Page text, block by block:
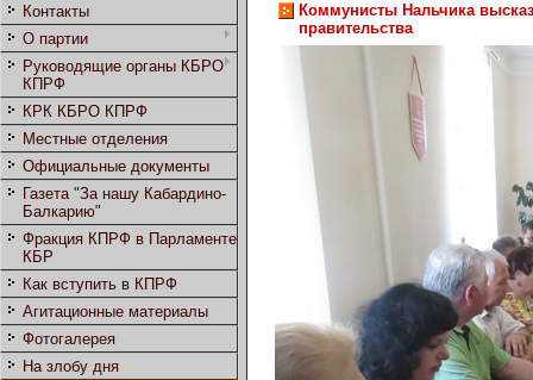
Контакты
О партии
Руководящие органы КБРО
КПРФ
КРК КБРО КПРФ
Местные отделения
Официальные документы
Газета "За нашу Кабардино-
Балкарию"
Фракция КПРФ в Парламенте
КБР
Как вступить в КПРФ
Агитационные материалы
Фотогалерея
На злобу дня
Коммунисты Нальчика
правительства